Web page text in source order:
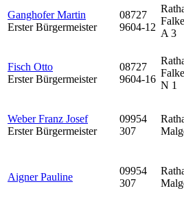
Ganghofer Martin
Erster Bürgermeister
08727
9604-12
A 3
Fisch Otto
Erster Bürgermeister
08727
9604-16
N 1
Weber Franz Josef
Erster Bürgermeister
09954
307
Aigner Pauline
09954
307